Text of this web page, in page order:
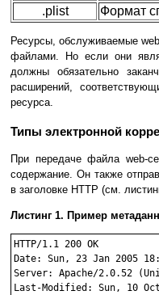
.plist
Формат
Ресурсы, обслуживаемые
файлами. Но если они
должны обязательно
расширений,
ресурса.
Типы электронной
При передаче файла web-
содержание. Он также
в заголовке HTTP (см.
Листинг 1. Пример
HTTP/1.1 200 OK
Date: Sun, 23 Jan 2005
Server: Apache/2.0.52
Last-Modified: Sun, 10 Oct